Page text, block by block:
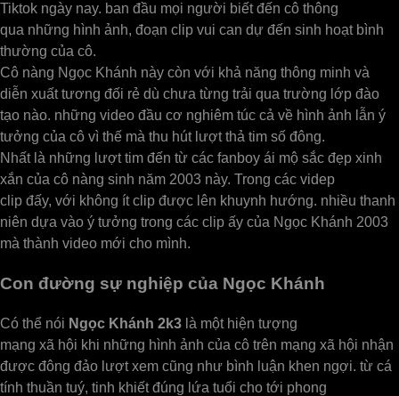
Tiktok ngày nay. ban đầu mọi người biết đến cô thông
qua những hình ảnh, đoạn clip vui can dự đến sinh hoạt bình
thường của cô.
Cô nàng Ngọc Khánh này còn với khả năng thông minh và
diễn xuất tương đối rẻ dù chưa từng trải qua trường lớp đào
tạo nào. những video đầu cơ nghiêm túc cả về hình ảnh lẫn ý
tưởng của cô vì thế mà thu hút lượt thả tim số đông.
Nhất là những lượt tim đến từ các fanboy ái mộ sắc đẹp xinh
xắn của cô nàng sinh năm 2003 này. Trong các videp
clip đấy, với không ít clip được lên khuynh hướng. nhiều thanh
niên dựa vào ý tưởng trong các clip ấy của Ngọc Khánh 2003
mà thành video mới cho mình.
Con đường sự nghiệp của Ngọc Khánh
Có thể nói Ngọc Khánh 2k3 là một hiện tượng
mạng xã hội khi những hình ảnh của cô trên mạng xã hội nhận
được đông đảo lượt xem cũng như bình luận khen ngợi. từ cá
tính thuần tuý, tinh khiết đúng lứa tuổi cho tới phong